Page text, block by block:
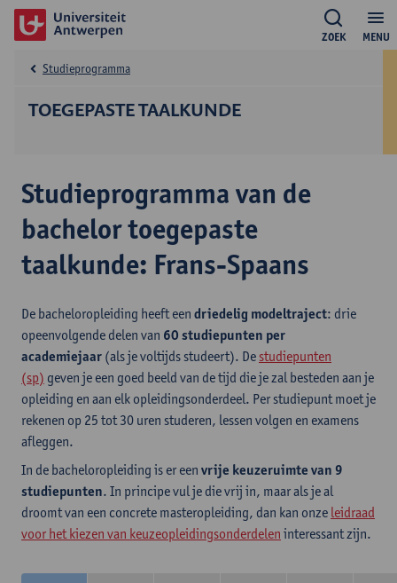
MENU
ZOEK
TOEGEPASTE TAALKUNDE
Studieprogramma
Studieprogramma van de
bachelor toegepaste
taalkunde: Frans-Spaans
De bacheloropleiding heeft een driedelig modeltraject: drie
opeenvolgende delen van 60 studiepunten per
academiejaar (als je voltijds studeert). De studiepunten
(sp) geven je een goed beeld van de tijd die je zal besteden aan je
opleiding en aan elk opleidingsonderdeel. Per studiepunt moet je
rekenen op 25 tot 30 uren studeren, lessen volgen en examens
afleggen.
In de bacheloropleiding is er een vrije keuzeruimte van 9
studiepunten. In principe vul je die vrij in, maar als je al
droomt van een concrete masteropleiding, dan kan onze leidraad
voor het kiezen van keuzeopleidingsonderdelen interessant zijn.